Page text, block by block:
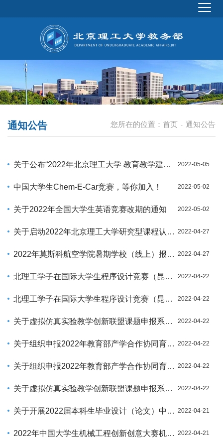
您所在的位置： 首页 - 通知公告
通知公告
关于公布“2022年北京理工大学 教育教学建设项目——信息技术与教育教学 深度融合专项”立项评审结果的通知 2022-05-05
中国大学生Chem-E-Car竞赛，等你加入！ 2022-05-02
关于2022年全国大学生英语竞赛改期的通知 2022-05-02
关于启动2022年北京理工大学研究型课程认证的通知 2022-04-27
2022年莫斯科航空学院暑期学校（线上）报名通知 2022-04-27
北理工学子在国际大学生程序设计竞赛（昆明站）获佳绩 2022-04-22
北理工学子在国际大学生程序设计竞赛（昆明站）获佳绩 2022-04-22
关于虚拟仿真实验教学创新联盟课题申报系统延期关闭的通知 2022-04-22
关于组织申报2022年教育部产学合作协同育人项目的通知 2022-04-22
关于组织申报2022年教育部产学合作协同育人项目的通知 2022-04-22
关于虚拟仿真实验教学创新联盟课题申报系统延期关闭的通知 2022-04-22
关于开展2022届本科生毕业设计（论文）中期检查的通知 2022-04-21
2022年中国大学生机械工程创新创意大赛机械创意赛道 （第十一届机械产品数字化设计大赛）报名通知 2022-04-21